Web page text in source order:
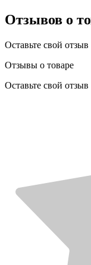
Отзывов о
Оставьте свой
Отзывы о товаре
Оставьте свой